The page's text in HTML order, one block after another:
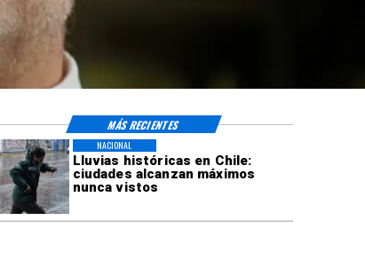
Lluvias históricas en Chile:
ciudades alcanzan máximos
nunca vistos
NACIONAL
MÁS RECIENTES